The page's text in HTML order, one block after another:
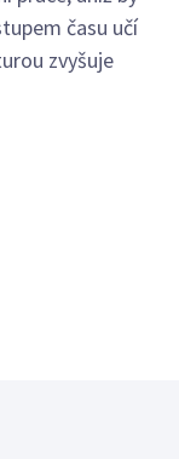
času učí
zvyšuje